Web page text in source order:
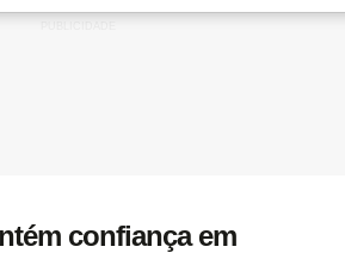
confiança em